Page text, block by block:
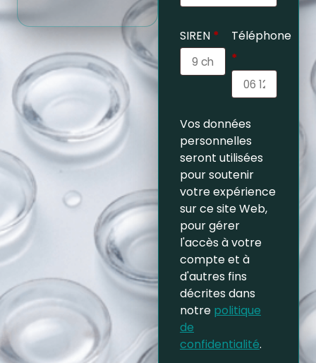
SIREN *
Téléphone
*
Vos données
personnelles
seront utilisées
pour soutenir
votre expérience
sur ce site Web,
pour gérer
l'accès à votre
compte et à
d'autres fins
décrites dans
notre politique
de
confidentialité.